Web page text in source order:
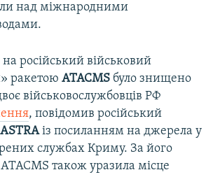
над міжнародними
російський військовий
ракетою ATACMS було знищено
військовослужбовців РФ
, повідомив російський
ASTRAіз посиланням на джерела у
службах Криму. За його
також уразила місце